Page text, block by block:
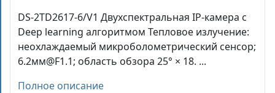
DS-2TD2617-6/V1 Двухспектральная IP-камера с
Deep learning алгоритмом Тепловое излучение:
неохлаждаемый микроболометрический сенсор;
6.2мм@F1.1; область обзора 25° × 18. ...
Полное описание